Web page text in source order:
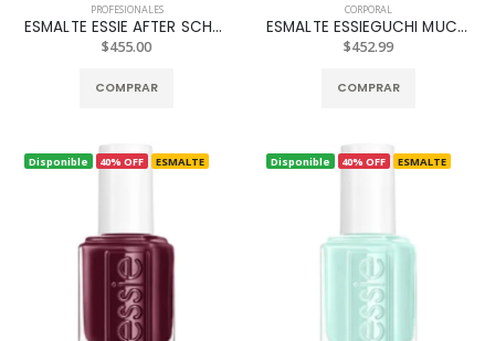
PROFESIONALES
ESMALTE ESSIE AFTER SCHOOL BOY BLAZER REF. 846
$455.00
COMPRAR
CORPORAL
ESMALTE ESSIEGUCHI MUCHI REF. 104
$452.99
COMPRAR
Disponible 40% OFF ESMALTE Disponible 40% OFF ESMALTE